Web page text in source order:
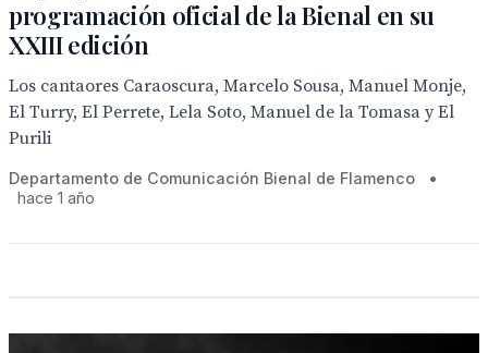
programación oficial de la Bienal en su
XXIII edición
Los cantaores Caraoscura, Marcelo Sousa, Manuel Monje,
El Turry, El Perrete, Lela Soto, Manuel de la Tomasa y El
Purili
Departamento de Comunicación Bienal de Flamenco
•
hace 1 año